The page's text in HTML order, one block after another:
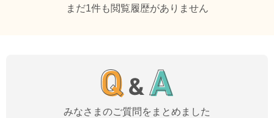
まだ1件も閲覧履歴がありません
みなさまのご質問をまとめました